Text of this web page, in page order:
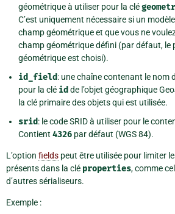
géométrique à utiliser pour la clé
C’est uniquement nécessaire si un
champ géométrique et que vous ne
champ géométrique défini (par défaut, le
géométrique est choisi).
id_field: une chaîne contenant le nom
pour la clé id de l’objet géographique
la clé primaire des objets qui est utilisée.
srid: le code SRID à utiliser pour le
Contient 4326 par défaut (WGS 84).
L’option fields peut être utilisée pour limiter
présents dans la clé properties, comme
d’autres sérialiseurs.
Exemple :